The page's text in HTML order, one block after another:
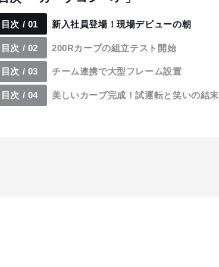
目次 / 01 新入社員登場！現場デビューの朝
目次 / 02 200Rカーブの組立テスト開始
目次 / 03 チーム連携で大型フレーム設置
目次 / 04 美しいカーブ完成！試運転と笑いの結末